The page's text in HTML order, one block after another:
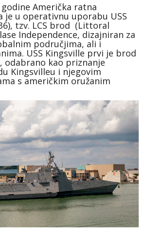
Američka ratna
je u operativnu uporabu USS
tzv. LCS brod (Littoral
Independence, dizajniran za
područjima, ali i
USS Kingsville prvi je brod
odabrano kao priznanje
Kingsvilleu i njegovim
s američkim oružanim